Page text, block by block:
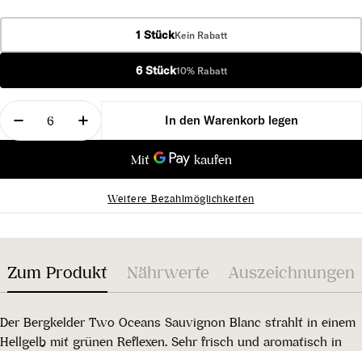
1 StückKein Rabatt
6 Stück10% Rabatt
Menge
Menge für Sauvignon Blanc Two Oceans 2024
Menge für Sauvignon Blanc Two
In den Warenkorb legen
Weitere Bezahlmöglichkeiten
Zum Produkt Nährwerte Auszeichnungen
Der Bergkelder Two Oceans Sauvignon Blanc strahlt in einem
Hellgelb mit grünen Reflexen. Sehr frisch und aromatisch in